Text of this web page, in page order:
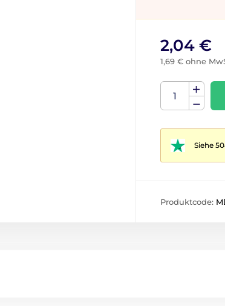
2,04 €
1,69 € ohne
Siehe
Produktcode: